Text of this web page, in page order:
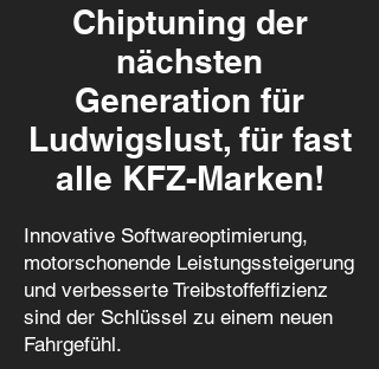
Chiptuning der
nächsten
Generation für
Ludwigslust, für fast
alle KFZ-Marken!
Innovative Softwareoptimierung,
motorschonende Leistungssteigerung
und verbesserte Treibstoffeffizienz
sind der Schlüssel zu einem neuen
Fahrgefühl.